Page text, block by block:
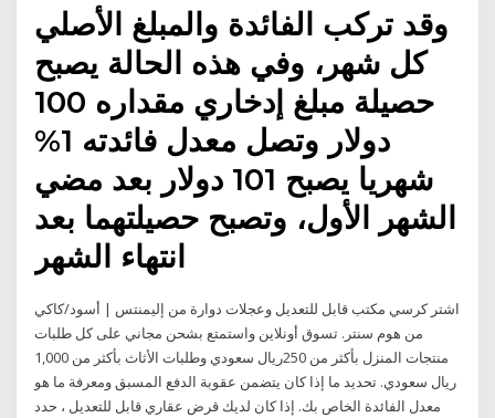
وقد تركب الفائدة والمبلغ الأصلي
كل شهر، وفي هذه الحالة يصبح
حصيلة مبلغ إدخاري مقداره 100
دولار وتصل معدل فائدته 1%
شهريا يصبح 101 دولار بعد مضي
الشهر الأول، وتصبح حصيلتهما بعد
انتهاء الشهر
اشتر كرسي مكتب قابل للتعديل وعجلات دوارة من إليمنتس | أسود/كاكي
من هوم سنتر. تسوق أونلاين واستمتع بشحن مجاني على كل طلبات
منتجات المنزل بأكثر من 250ريال سعودي وطلبات الأثاث بأكثر من 1,000
ريال سعودي. تحديد ما إذا كان يتضمن عقوبة الدفع المسبق ومعرفة ما هو
معدل الفائدة الخاص بك. إذا كان لديك قرض عقاري قابل للتعديل ، حدد